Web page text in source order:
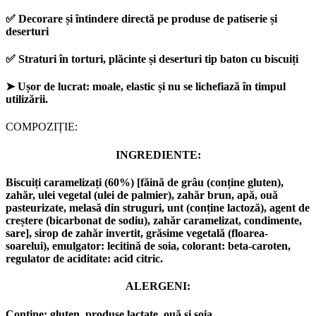
✅ Decorare și întindere directă pe produse de patiserie și
deserturi
✅ Straturiîn torturi, plăcinte și deserturi tip baton cu biscuiți
➤Ușor de lucrat: moale, elastic și nu se lichefiază în timpul
utilizării.
COMPOZIȚIE:
INGREDIENTE:
Biscuiți caramelizați (60%) [făină de grâu (conține gluten),
zahăr, ulei vegetal (ulei de palmier), zahăr brun, apă, ouă
pasteurizate, melasă din struguri, unt (conține lactoză), agent de
creștere (bicarbonat de sodiu), zahăr caramelizat, condimente,
sare], sirop de zahăr invertit, grăsime vegetală (floarea-
soarelui), emulgator: lecitină de soia, colorant: beta-caroten,
regulator de aciditate: acid citric.
ALERGENI: